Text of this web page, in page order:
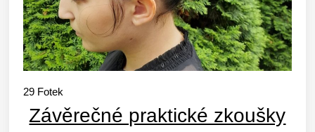
29 Fotek
Závěrečné praktické zkoušky